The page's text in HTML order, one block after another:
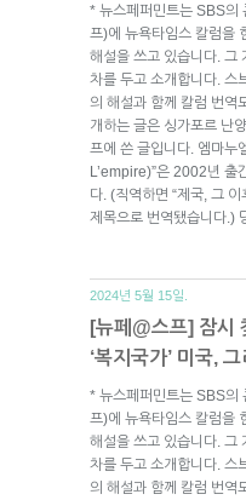
* 뉴스페퍼민트는 SBS의
프)에 뉴욕타임스 칼럼을
해설을 쓰고 있습니다. 그
차를 두고 소개합니다. 스
의 해설과 함께 칼럼 번역
개하는 글은 싱가포르 난
프에 쓴 글입니다. 엠마누
L’empire)”은 2002년 출
다. (직역하면 “제국, 그 이
제목으로 번역됐습니다.)
2024년 5월 15일.
[뉴페@스프] 잠시
‘복지국가’ 미국,
* 뉴스페퍼민트는 SBS의
프)에 뉴욕타임스 칼럼을
해설을 쓰고 있습니다. 그
차를 두고 소개합니다. 스
의 해설과 함께 칼럼 번역